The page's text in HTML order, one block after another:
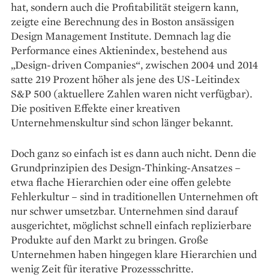
hat, sondern auch die Profitabilität steigern kann,
zeigte eine Berechnung des in Boston ansässigen
Design Management Institute. Demnach lag die
Performance eines Aktienindex, bestehend aus
„Design-driven Companies“, zwischen 2004 und 2014
satte 219 Prozent höher als jene des US-Leitindex
S&P 500 (aktuellere Zahlen waren nicht verfügbar).
Die positiven Effekte einer kreativen
Unternehmenskultur sind schon länger bekannt.
Doch ganz so einfach ist es dann auch nicht. Denn die
Grundprinzipien des Design-Thinking-Ansatzes –
etwa flache Hierarchien oder eine offen gelebte
Fehlerkultur – sind in traditionellen Unternehmen oft
nur schwer umsetzbar. Unternehmen sind darauf
ausgerichtet, möglichst schnell einfach replizierbare
Produkte auf den Markt zu bringen. Große
Unternehmen haben hingegen klare Hierarchien und
wenig Zeit für iterative Prozessschritte.